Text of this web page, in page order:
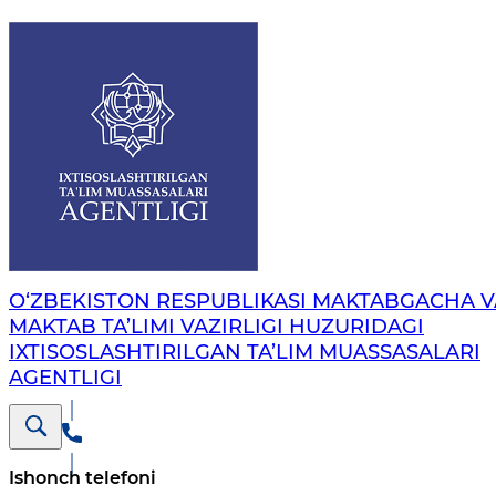
O‘ZBEKISTON RESPUBLIKASI MAKTABGACHA
MAKTAB TA’LIMI VAZIRLIGI HUZURIDAGI
IXTISOSLASHTIRILGAN TA’LIM MUASSASALARI
AGENTLIGI
Ishonch telefoni